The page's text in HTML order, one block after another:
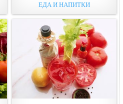
ЕДА И НАПИТКИ